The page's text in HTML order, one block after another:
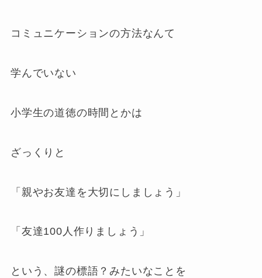
コミュニケーションの方法なんて
学んでいない
小学生の道徳の時間とかは
ざっくりと
「親やお友達を大切にしましょう」
「友達100人作りましょう」
という、謎の標語？みたいなことを